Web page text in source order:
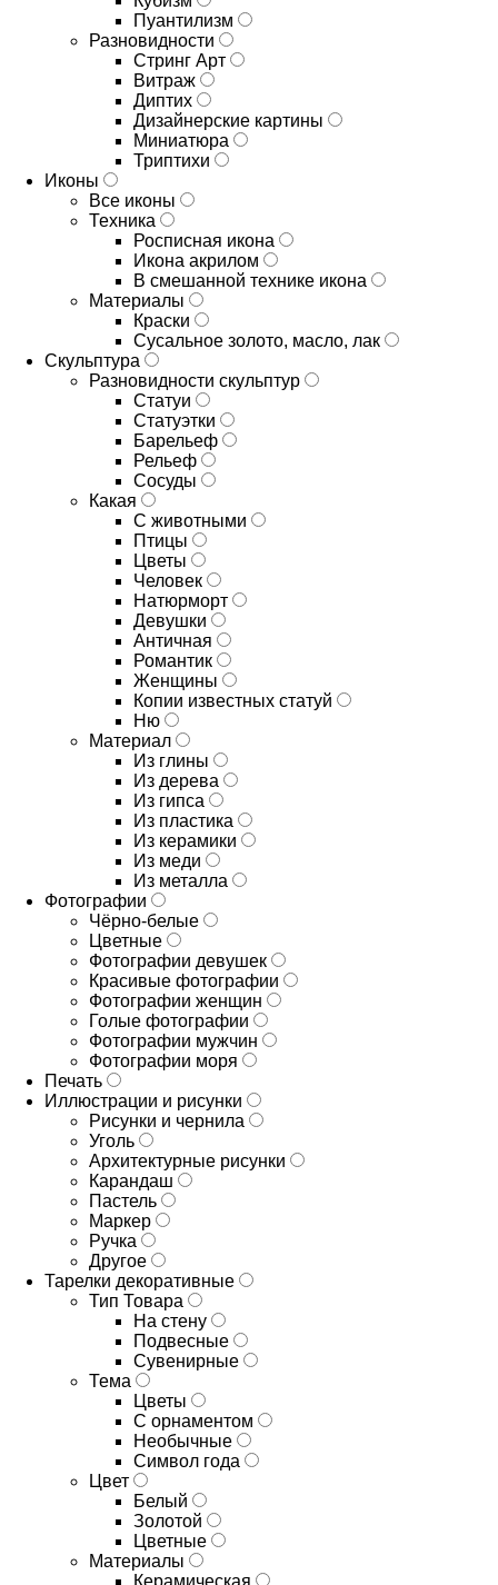
Пуантилизм
Разновидности
Стринг Арт
Витраж
Диптих
Дизайнерские картины
Миниатюра
Триптихи
Иконы
Все иконы
Техника
Росписная икона
Икона акрилом
В смешанной технике икона
Материалы
Краски
Сусальное золото, масло, лак
Скульптура
Разновидности скульптур
Статуи
Статуэтки
Барельеф
Рельеф
Сосуды
Какая
С животными
Птицы
Цветы
Человек
Натюрморт
Девушки
Античная
Романтик
Женщины
Копии известных статуй
Ню
Материал
Из глины
Из дерева
Из гипса
Из пластика
Из керамики
Из меди
Из металла
Фотографии
Чёрно-белые
Цветные
Фотографии девушек
Красивые фотографии
Фотографии женщин
Голые фотографии
Фотографии мужчин
Фотографии моря
Печать
Иллюстрации и рисунки
Рисунки и чернила
Уголь
Архитектурные рисунки
Карандаш
Пастель
Маркер
Ручка
Другое
Тарелки декоративные
Тип Товара
На стену
Подвесные
Сувенирные
Тема
Цветы
С орнаментом
Необычные
Символ года
Цвет
Белый
Золотой
Цветные
Материалы
Керамическая